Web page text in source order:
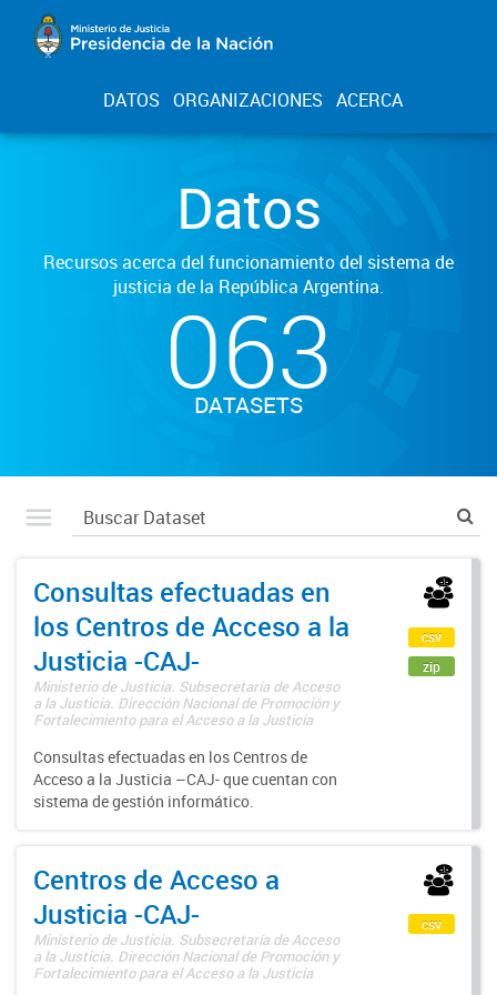
DATOS ORGANIZACIONES ACERCA
Datos
Recursos acerca del funcionamiento del sistema de
justicia de la República Argentina.
063
DATASETS
Consultas efectuadas en
los Centros de Acceso a la
Justicia -CAJ-
Ministerio de Justicia. Subsecretaría de Acceso
a la Justicia. Dirección Nacional de Promoción y
Fortalecimiento para el Acceso a la Justicia
Consultas efectuadas en los Centros de
Acceso a la Justicia –CAJ- que cuentan con
sistema de gestión informático.
csv
zip
Centros de Acceso a
Justicia -CAJ-
Ministerio de Justicia. Subsecretaría de Acceso
a la Justicia. Dirección Nacional de Promoción y
Fortalecimiento para el Acceso a la Justicia
csv